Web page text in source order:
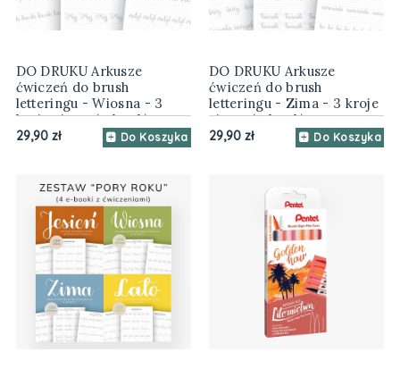
DO DRUKU Arkusze
ćwiczeń do brush
letteringu - Wiosna - 3
kroje pisma (e-book)
29,90 zł Do Koszyka
DO DRUKU Arkusze
ćwiczeń do brush
letteringu - Zima - 3 kroje
pisma (e-book)
29,90 zł Do Koszyka